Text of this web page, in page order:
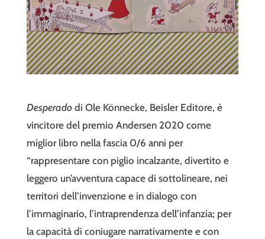
Desperadodi Ole Könnecke, Beisler Editore, è
vincitore del premio Andersen 2020 come
miglior libro nella fascia 0/6 anni per
“rappresentare con piglio incalzante, divertito e
leggero un’avventura capace di sottolineare, nei
territori dell’invenzione e in dialogo con
l’immaginario, l’intraprendenza dell’infanzia; per
la capacità di coniugare narrativamente e con